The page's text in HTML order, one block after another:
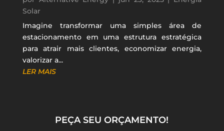
Solar
Imagine transformar uma simples área de
estacionamento em uma estrutura estratégica
para atrair mais clientes, economizar energia,
valorizar a...
LER MAIS
PEÇA SEU ORÇAMENTO!